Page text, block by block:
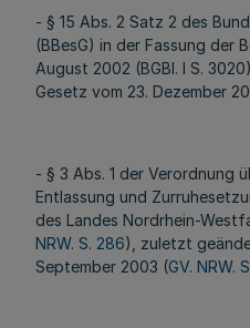
- § 15 Abs. 2 Satz 2 des
(BBesG) in der Fassung der
August 2002 (BGBl. I S.
Gesetz vom 23. Dezember
- § 3 Abs. 1 der Verordnung
Entlassung und
des Landes Nordrhein-
NRW. S. 286), zuletzt
September 2003 (GV. NRW.